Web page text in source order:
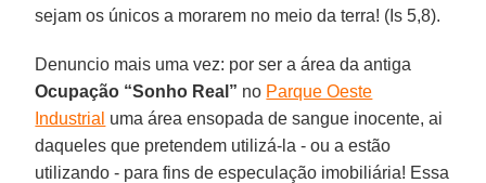
sejam os únicos a morarem no meio da terra! (Is 5,8).
Denuncio mais uma vez: por ser a área da antiga
Ocupação “Sonho Real” no Parque Oeste
Industrial uma área ensopada de sangue inocente, ai
daqueles que pretendem utilizá-la - ou a estão
utilizando - para fins de especulação imobiliária! Essa